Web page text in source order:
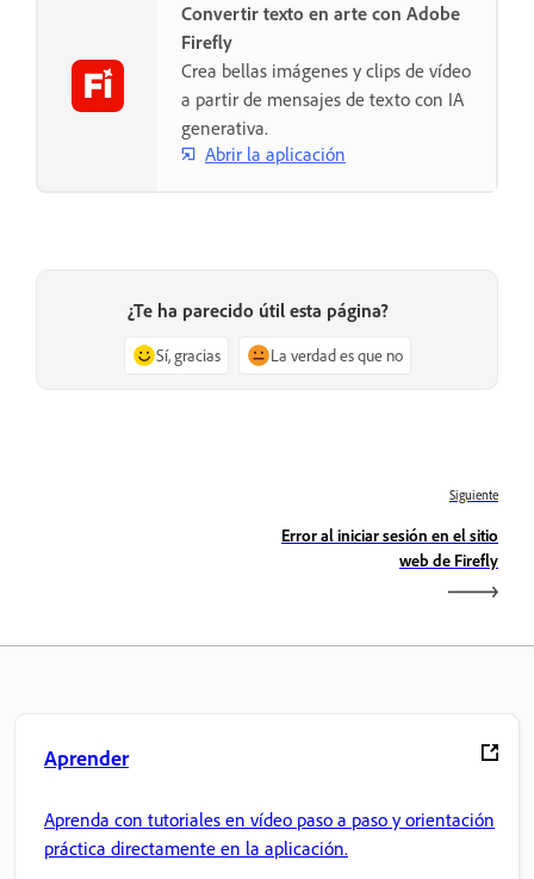
Convertir texto en arte con Adobe
Firefly
Crea bellas imágenes y clips de vídeo
a partir de mensajes de texto con IA
generativa.
Abrir la aplicación
¿Te ha parecido útil esta página?
Sí, gracias La verdad es que no
Siguiente
Error al iniciar sesión en el sitio
web de Firefly
Aprender
Aprenda con tutoriales en vídeo paso a paso y orientación
práctica directamente en la aplicación.